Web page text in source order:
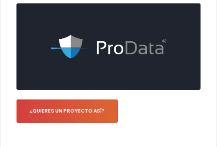
¿QUIERES UN PROYECTO ASÍ?